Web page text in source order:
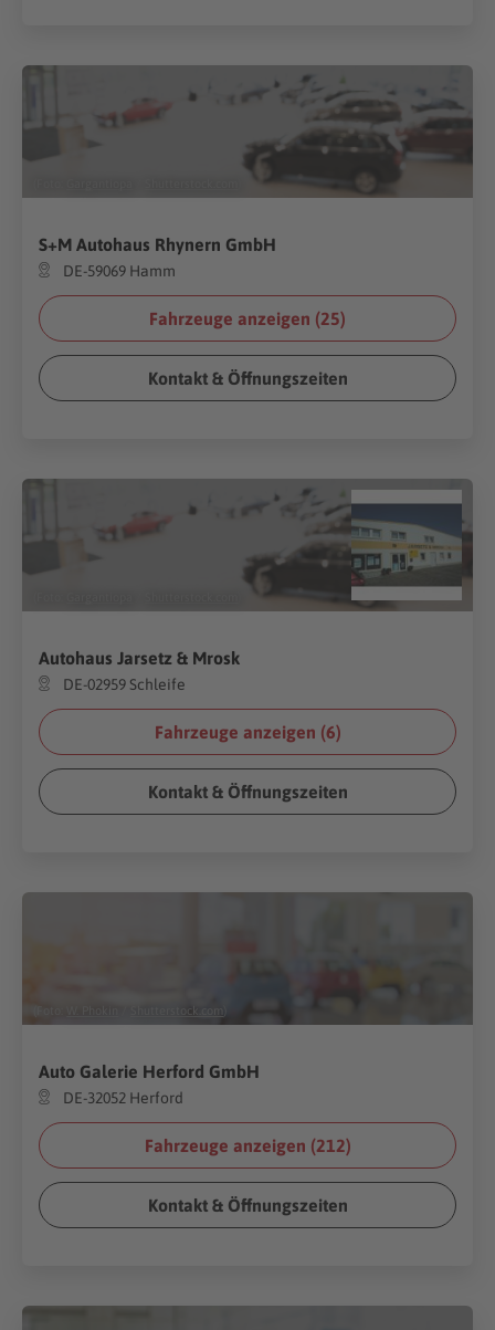
S+M Autohaus Rhynern GmbH
DE-59069 Hamm
Fahrzeuge anzeigen (25)
Kontakt & Öffnungszeiten
Autohaus Jarsetz & Mrosk
DE-02959 Schleife
Fahrzeuge anzeigen (6)
Kontakt & Öffnungszeiten
Shutterstock.com
Auto Galerie Herford GmbH
DE-32052 Herford
Fahrzeuge anzeigen (212)
Kontakt & Öffnungszeiten